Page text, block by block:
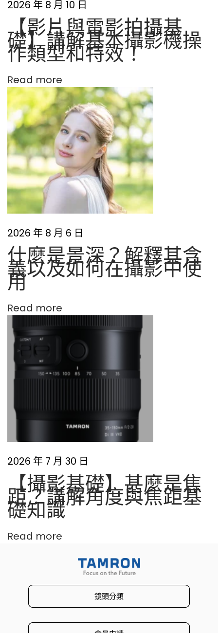
技
2026 年 8 月 10 日
【影片與電影拍攝基
礎】講解基本攝影機操
作類型和特效！
Read more
2026 年 8 月 6 日
什麼是景深？解釋其含
義以及如何在攝影中使
用
Read more
2026 年 7 月 30 日
【攝影基礎】甚麼是焦
距？講解角度與焦距基
礎知識
Read more
鏡頭分類